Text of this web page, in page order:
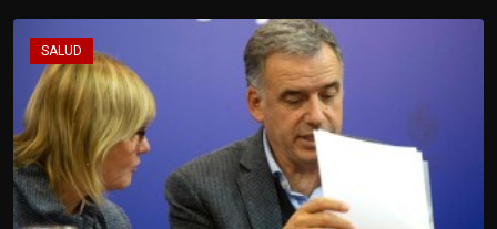
SALUD